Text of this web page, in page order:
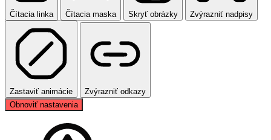
Čítacia linka Čítacia maska Skryť obrázky Zvýrazniť nadpisy
Zastaviť animácie
Zvýrazniť odkazy
Obnoviť nastavenia